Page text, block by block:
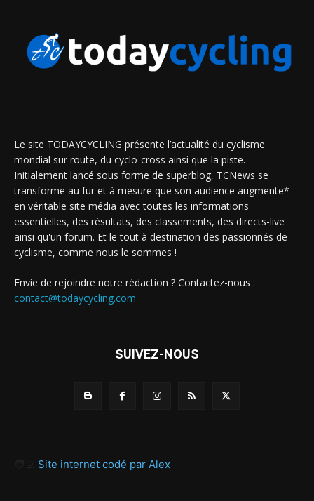
Le site TODAYCYCLING présente l’actualité du cyclisme
mondial sur route, du cyclo-cross ainsi que la piste.
Initialement lancé sous forme de superblog, TCNews se
transforme au fur et à mesure que son audience augmente*
en véritable site média avec toutes les informations
essentielles, des résultats, des classements, des directs-live
ainsi qu'un forum. Et le tout à destination des passionnés de
cyclisme, comme nous le sommes !
Envie de rejoindre notre rédaction ? Contactez-nous :
contact@todaycycling.com
SUIVEZ-NOUS
Site internet codé par Alex